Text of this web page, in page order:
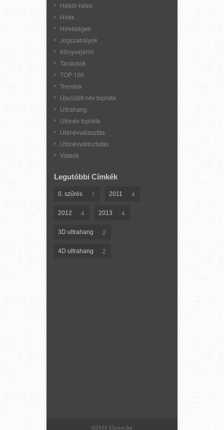
Hétről-hétre
Hírek
Hírességek
Jogszabályok
Könyvajánló
Tanácsok
TOP 100
Trendek
Újszülött név toplista
Ultrahang
Utónév toplista
Utónévválasztás
Utónévváltoztatás
Videók
Legutóbbi Címkék
0. szűrés 1 2011 4
2012 4 2013 4
3D ultrahang 2
4D ultrahang 2
©2019 Utonev.hu